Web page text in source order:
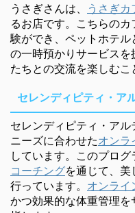
うさぎさんは、 うさぎカ
るお店です。こちらの
験ができ、ペットホテ
の一時預かりサービス
たちとの交流を楽しむこ
セレンディピティ・ア
セレンディピティ・ア
ニーズに合わせたオンラ
しています。このプログ
コーチングを通じて、
行っています。 オンライ
かつ効果的な体重管理